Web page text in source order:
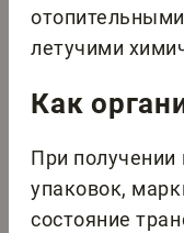
летучими
Как
При получении
упаковок,
состояние